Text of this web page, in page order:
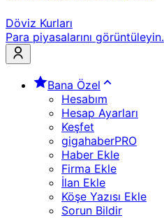
Döviz Kurları
Para piyasalarını görüntüleyin.
Bana Özel
Hesabım
Hesap Ayarları
Keşfet
gigahaberPRO
Haber Ekle
Firma Ekle
İlan Ekle
Köşe Yazısı Ekle
Sorun Bildir